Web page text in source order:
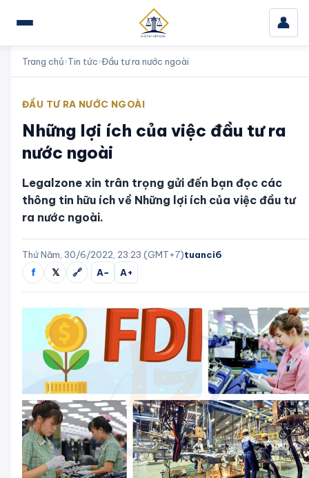
👤
Trang chủ›Tin tức›Đầu tư ra nước ngoài
ĐẦU TƯ RA NƯỚC NGOÀI
Những lợi ích của việc đầu tư ra
nước ngoài
Legalzone xin trân trọng gửi đến bạn đọc các
thông tin hữu ích về Những lợi ích của việc đầu tư
ra nước ngoài.
Thứ Năm, 30/6/2022, 23:23 (GMT+7)tuanci6
f 𝕏 🔗 A− A+